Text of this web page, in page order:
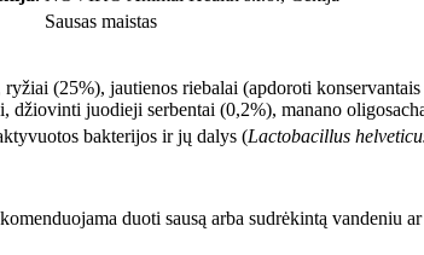
Sausas maistas
(25%), jautienos riebalai (apdoroti
juodieji serbentai (0,2%), manano
bakterijos ir jų dalys (Lactobacillus
duoti sausą arba sudrėkintą vandeniu